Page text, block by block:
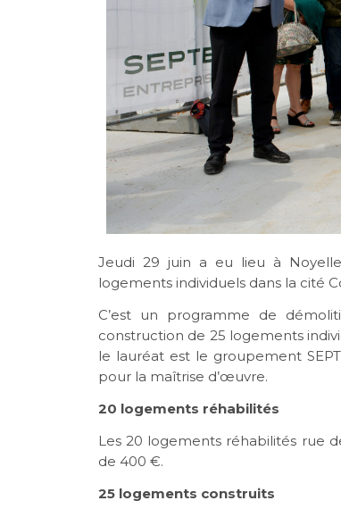
Jeudi 29 juin a eu lieu à
logements individuels dans la cité
C’est un programme de
construction de 25 logements
le lauréat est le groupement
pour la maîtrise d’œuvre.
20 logements réhabilités
Les 20 logements réhabilités rue
de 400 €.
25 logements construits